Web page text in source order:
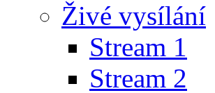
Živé vysílání
Stream 1
Stream 2